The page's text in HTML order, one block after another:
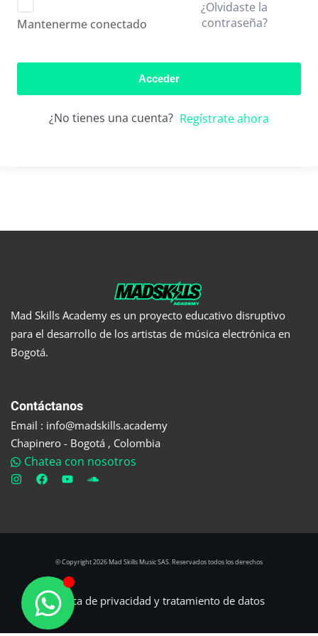
Mantenerme conectado
¿Olvidaste la
contraseña?
Acceder
¿No tienes una cuenta? Regístrate ahora
Mad Skills Academy es un proyecto educativo disruptivo
para el desarrollo de los artistas de música electrónica en
Bogotá.
Contáctanos
Email : info@madskills.academy
Chapinero - Bogotá , Colombia
Chatea con nosotros
© Copyright 2026 Mad Skills Music SAS. Reservados todos los derechos
Política de privacidad y tratamiento de datos